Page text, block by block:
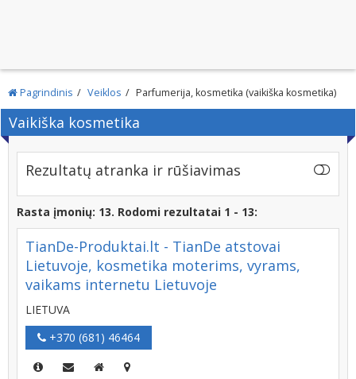
Pagrindinis Veiklos Parfumerija, kosmetika (vaikiška kosmetika)
Vaikiška kosmetika
Rezultatų atranka ir rūšiavimas
Rasta įmonių: 13. Rodomi rezultatai 1 - 13:
TianDe-Produktai.lt - TianDe atstovai
Lietuvoje, kosmetika moterims, vyrams,
vaikams internetu Lietuvoje
LIETUVA
+370 (681) 46464